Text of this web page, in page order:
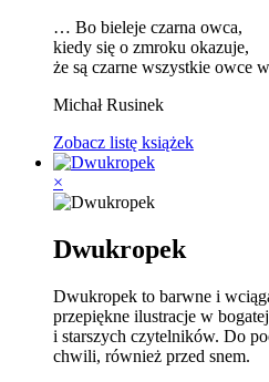
… Bo bieleje czarna owca,
kiedy się o zmroku okazuje,
że są czarne wszystkie owce
Michał Rusinek
Zobacz listę książek
×
Dwukropek
Dwukropek to barwne i
przepiękne ilustracje w
i starszych czytelników. Do
chwili, również przed snem.